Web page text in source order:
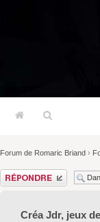
Forum de Romaric Briand ›
Répondre
Créa Jdr, jeux